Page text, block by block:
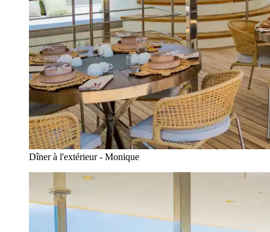
Dîner à l'extérieur - Monique